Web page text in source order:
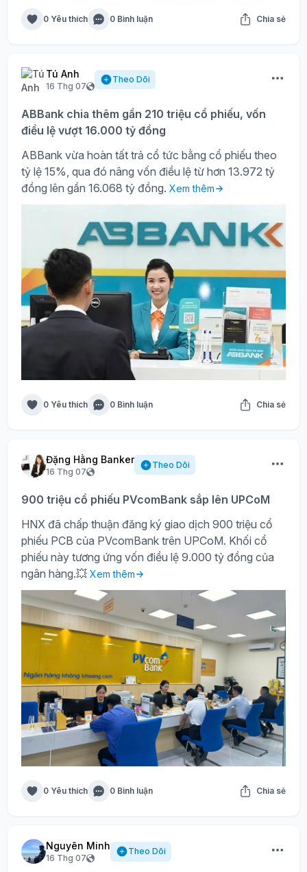
0 Yêu thích 0 Bình luận Chia sẻ
Tú Anh
16 Thg 07
Theo Dõi
ABBank chia thêm gần 210 triệu cổ phiếu, vốn
điều lệ vượt 16.000 tỷ đồng
ABBank vừa hoàn tất trả cổ tức bằng cổ phiếu theo
tỷ lệ 15%, qua đó nâng vốn điều lệ từ hơn 13.972 tỷ
đồng lên gần 16.068 tỷ đồng. Xem thêm
0 Yêu thích 0 Bình luận Chia sẻ
Đặng Hằng Banker
16 Thg 07
Theo Dõi
900 triệu cổ phiếu PVcomBank sắp lên UPCoM
HNX đã chấp thuận đăng ký giao dịch 900 triệu cổ
phiếu PCB của PVcomBank trên UPCoM. Khối cổ
phiếu này tương ứng vốn điều lệ 9.000 tỷ đồng của
ngân hàng.💥 Xem thêm
0 Yêu thích 0 Bình luận Chia sẻ
Nguyên Minh
16 Thg 07
Theo Dõi